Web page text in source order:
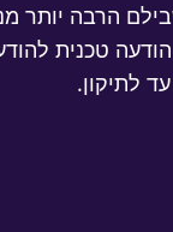
הרבה יותר
טכנית
לתיקון.